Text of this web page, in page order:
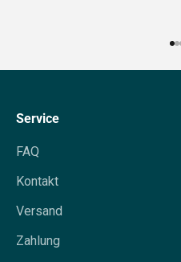
Service
FAQ
Kontakt
Versand
Zahlung